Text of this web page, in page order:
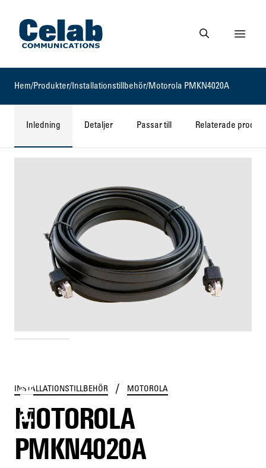
Gå till startsidan
Gå till söksidan
Visa
Hem/Produkter/ Installationstillbehör/ Motorola PMKN4020A
Inledning Detaljer Passar till Relaterade
INSTALLATIONSTILLBEHÖR / MOTOROLA
MOTOROLA
PMKN4020A
PMKN4020A